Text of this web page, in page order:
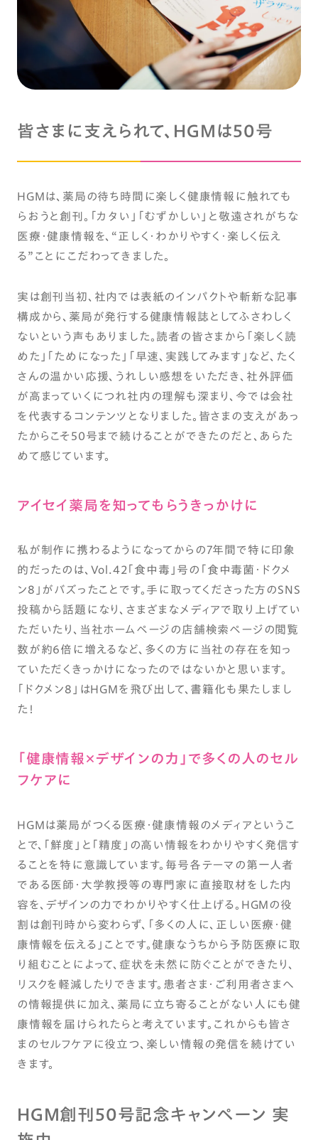
皆さまに支えられて、HGMは50号
HGMは、薬局の待ち時間に楽しく健康情報に触れても
らおうと創刊。「カタい」「むずかしい」と敬遠されがちな
医療・健康情報を、“正しく・わかりやすく・楽しく伝え
る”ことにこだわってきました。
実は創刊当初、社内では表紙のインパクトや斬新な記事
構成から、薬局が発行する健康情報誌としてふさわしく
ないという声もありました。読者の皆さまから「楽しく読
めた」「ためになった」「早速、実践してみます」など、たく
さんの温かい応援、うれしい感想をいただき、社外評価
が高まっていくにつれ社内の理解も深まり、今では会社
を代表するコンテンツとなりました。皆さまの支えがあっ
たからこそ50号まで続けることができたのだと、あらた
めて感じています。
アイセイ薬局を知ってもらうきっかけに
私が制作に携わるようになってからの7年間で特に印象
的だったのは、Vol.42「食中毒」号の「食中毒菌・ドクメ
ン8」がバズったことです。手に取ってくださった方のSNS
投稿から話題になり、さまざまなメディアで取り上げてい
ただいたり、当社ホームページの店舗検索ページの閲覧
数が約6倍に増えるなど、多くの方に当社の存在を知っ
ていただくきっかけになったのではないかと思います。
「ドクメン8」はHGMを飛び出して、書籍化も果たしまし
た！
「健康情報×デザインの力」で多くの人のセル
フケアに
HGMは薬局がつくる医療・健康情報のメディアというこ
とで、「鮮度」と「精度」の高い情報をわかりやすく発信す
ることを特に意識しています。毎号各テーマの第一人者
である医師・大学教授等の専門家に直接取材をした内
容を、デザインの力でわかりやすく仕上げる。HGMの役
割は創刊時から変わらず、「多くの人に、正しい医療・健
康情報を伝える」ことです。健康なうちから予防医療に取
り組むことによって、症状を未然に防ぐことができたり、
リスクを軽減したりできます。患者さま・ご利用者さまへ
の情報提供に加え、薬局に立ち寄ることがない人にも健
康情報を届けられたらと考えています。これからも皆さ
まのセルフケアに役立つ、楽しい情報の発信を続けてい
きます。
HGM創刊50号記念キャンペーン 実